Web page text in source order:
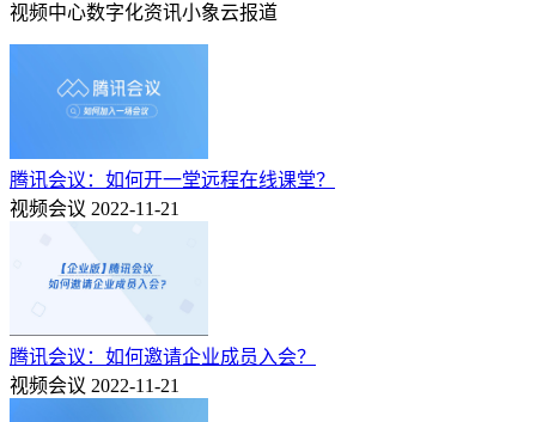
视频中心数字化资讯小象云报道
腾讯会议：如何开一堂远程在线课堂？
视频会议 2022-11-21
腾讯会议：如何邀请企业成员入会？
视频会议 2022-11-21